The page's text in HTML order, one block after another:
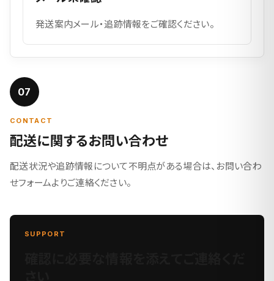
発送案内メール・追跡情報をご確認ください。
07
CONTACT
配送に関するお問い合わせ
配送状況や追跡情報について不明点がある場合は、お問い合わ
せフォームよりご連絡ください。
SUPPORT